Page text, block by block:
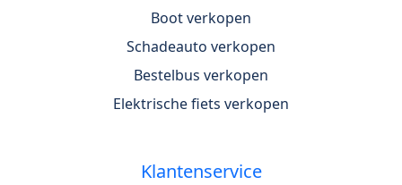
Boot verkopen
Schadeauto verkopen
Bestelbus verkopen
Elektrische fiets verkopen
Klantenservice